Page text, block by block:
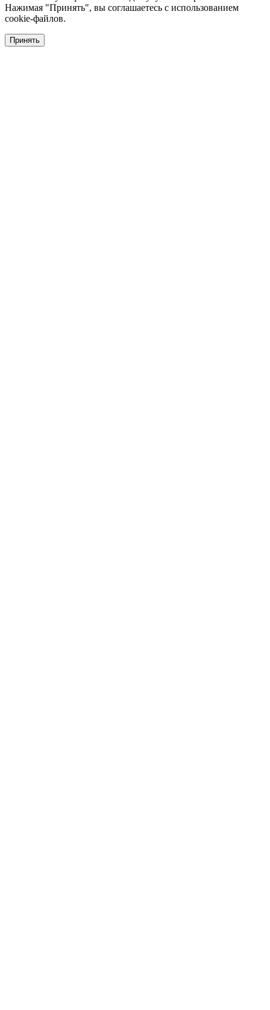
Нажимая "Принять", вы соглашаетесь с использованием
cookie-файлов.
Принять